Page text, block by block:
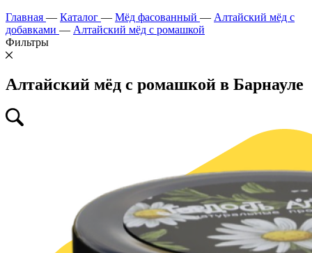
Главная — Каталог — Мёд фасованный — Алтайский мёд с
добавками — Алтайский мёд с ромашкой
Фильтры
Алтайский мёд с ромашкой в Барнауле